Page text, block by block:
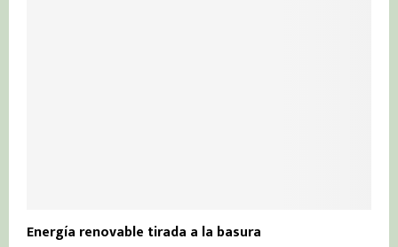
Energía renovable tirada a la basura